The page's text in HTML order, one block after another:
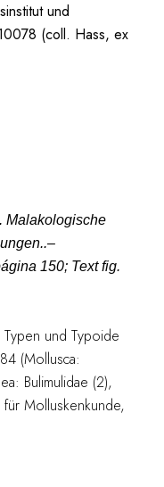
und
(coll. Hass, ex
Malakologische
150; Text fig.
und Typoide
(Mollusca:
Bulimulidae (2),
Molluskenkunde,